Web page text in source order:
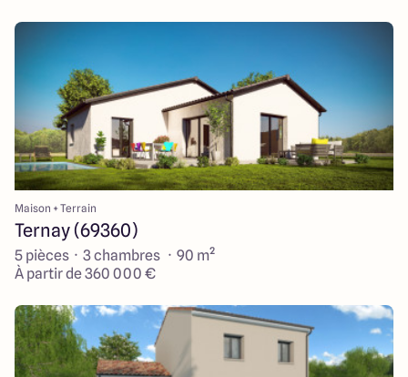
Maison + Terrain
Ternay (69360)
5 pièces · 3 chambres · 90 m²
À partir de 360 000 €